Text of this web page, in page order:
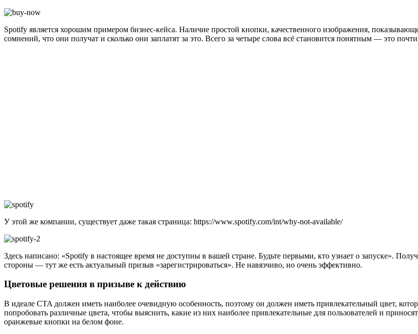
Spotify является хорошим примером бизнес-кейса. Наличие простой кнопки, качественного изображения,
сомнений, что они получат и сколько они заплатят за это. Всего за четыре слова всё становится понятным — это
У этой же компании, существует даже такая страница: https://www.spotify.com/int/why-not-available/
Здесь написано: «Spotify в настоящее время не доступны в вашей стране. Будьте первыми, кто узнает о запуске».
стороны — тут же есть актуальный призыв «зарегистрироваться». Не навязчиво, но очень эффективно.
Цветовые решения в призыве к действию
В идеале CTA должен иметь наиболее очевидную особенность, поэтому он должен иметь привлекательный цвет,
попробовать различные цвета, чтобы выяснить, какие из них наиболее привлекательные для пользователей и
оранжевые кнопки на белом фоне.